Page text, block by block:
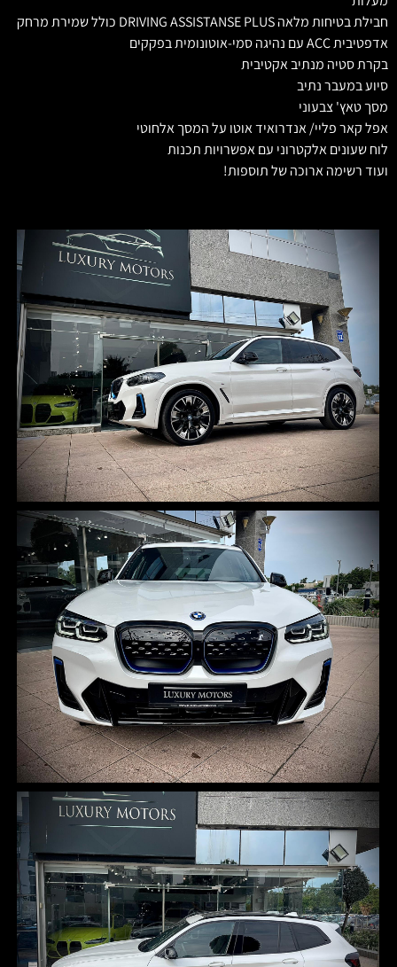
חבילת בטיחות מלאה DRIVING ASSISTANSE PLUS כולל שמירת מרחק
אדפטיבית ACC עם נהיגה סמי-אוטונומית בפקקים
בקרת סטיה מנתיב אקטיבית
סיוע במעבר נתיב
מסך טאץ' צבעוני
אפל קאר פליי/ אנדרואיד אוטו על המסך אלחוטי
לוח שעונים אלקטרוני עם אפשרויות תכנות
ועוד רשימה ארוכה של תוספות!